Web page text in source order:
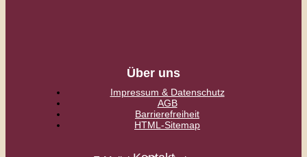
Über uns
Impressum & Datenschutz
AGB
Barrierefreiheit
HTML-Sitemap